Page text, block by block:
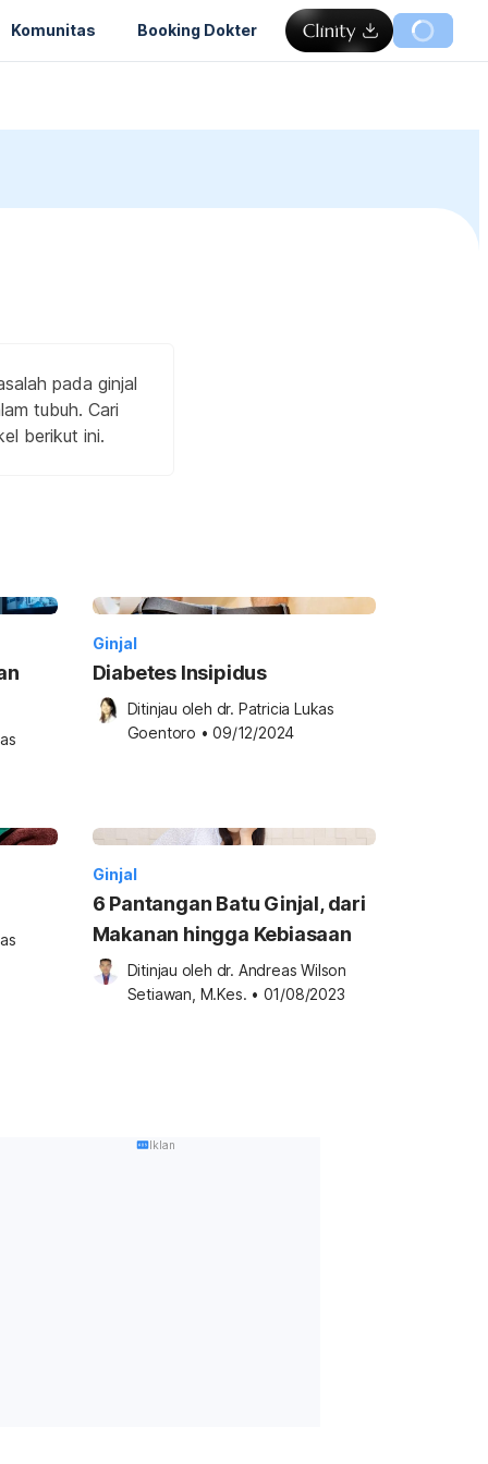
Komunitas Booking Dokter
pada ginjal
tubuh. Cari
berikut ini.
Ginjal
Diabetes Insipidus
Ditinjau oleh dr. Patricia Lukas
Goentoro • 09/12/2024
Ginjal
6 Pantangan Batu Ginjal, dari
Makanan hingga Kebiasaan
Ditinjau oleh dr. Andreas Wilson
Setiawan, M.Kes. • 01/08/2023
Iklan